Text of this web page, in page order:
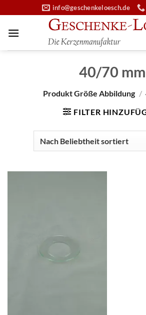
Inhalt
springen
info@geschenkeloesch.de
40/70 mm
Produkt Größe Abbildung /
FILTER